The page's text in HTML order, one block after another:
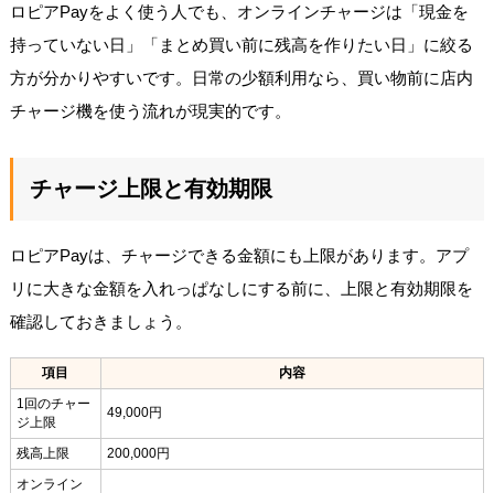
ロピアPayをよく使う人でも、オンラインチャージは「現金を
持っていない日」「まとめ買い前に残高を作りたい日」に絞る
方が分かりやすいです。日常の少額利用なら、買い物前に店内
チャージ機を使う流れが現実的です。
チャージ上限と有効期限
ロピアPayは、チャージできる金額にも上限があります。アプ
リに大きな金額を入れっぱなしにする前に、上限と有効期限を
確認しておきましょう。
項目
内容
1回のチャー
ジ上限
49,000円
残高上限
200,000円
オンライン